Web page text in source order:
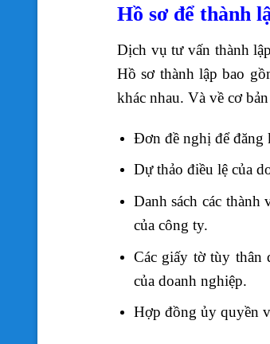
Hồ sơ để thành
Dịch vụ tư vấn thành
Hồ sơ thành lập bao
khác nhau. Và về cơ
Đơn đề nghị để đăng
Dự thảo điều lệ của
Danh sách các
của công ty.
Các giấy tờ tùy thân
của doanh nghiệp.
Hợp đồng ủy quyền